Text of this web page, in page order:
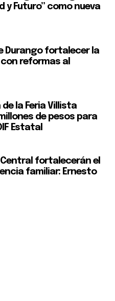
y Futuro” como nueva
Durango fortalecer la
reformas al
la Feria Villista
de pesos para
Estatal
fortalecerán el
familiar: Ernesto